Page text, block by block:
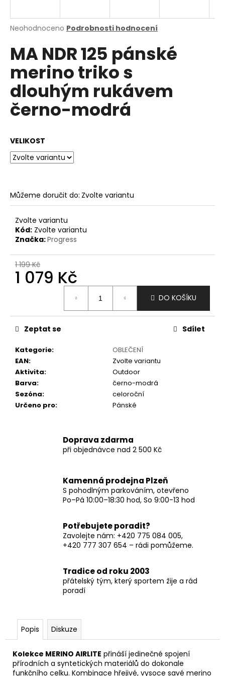
Průměrné
produktu
je
5
hvězdiček.
Neohodnoceno Podrobnosti hodnocení
MA NDR 125 pánské
merino triko s
dlouhým rukávem
černo-modrá
VELIKOST
Můžeme doručit do: Zvolte variantu
Zvolte variantu
Kód: Zvolte variantu
Značka:Progress
1 199 Kč
1 079 Kč
DO KOŠÍKU
Kategorie:
OBLEČENÍ
EAN:
Zvolte variantu
Aktivita:
Outdoor
Barva:
černo-modrá
Sezóna:
celoroční
Určeno pro: Pánské
Zeptat se Sdílet
Doprava zdarma
při objednávce nad 2 500 Kč
Kamenná prodejna Plzeň
S pohodlným parkováním, otevřeno
Po–Pá 10:00–18:30 hod, So 9:00-13 hod
Potřebujete poradit?
Zavolejte nám: +420 775 084 005,
+420 777 307 654 – rádi pomůžeme.
Tradice od roku 2003
přátelský tým, který sportem žije a rád
poradí
Popis Diskuze
Kolekce MERINO AIRLITE přináší jedinečné spojení
přírodních a syntetických materiálů do dokonale
funkčního celku. Kombinace hřejivé, vysoce savé merino
j
t
?
HLEDAT
D
o
r
u
č
u
e
m